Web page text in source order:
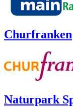
Churfranken
Naturpark